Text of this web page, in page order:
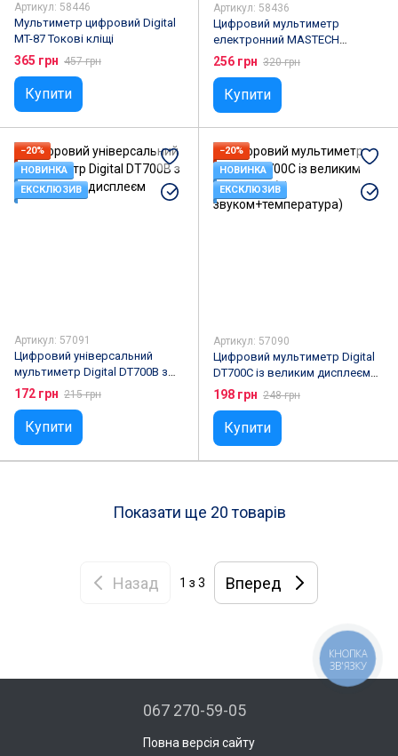
Артикул: 58446
Мультиметр цифровий Digital
MT-87 Токові кліщі
365 грн 457 грн
Купити
Артикул: 58436
Цифровий мультиметр
електронний MASTECH
MAS830L
256 грн 320 грн
Купити
−20%
НОВИНКА
ЕКСКЛЮЗИВ
Артикул: 57091
Цифровий універсальний
мультиметр Digital DT700B з
великим РК-дисплеєм
172 грн 215 грн
Купити
−20%
НОВИНКА
ЕКСКЛЮЗИВ
Артикул: 57090
Цифровий мультиметр Digital
DT700C із великим дисплеєм
(зі звуком+температура)
198 грн 248 грн
Купити
Показати ще 20 товарів
Назад 1 з 3 Вперед
067 270-59-05
Повна версія сайту
КНОПКА
ЗВ'ЯЗКУ